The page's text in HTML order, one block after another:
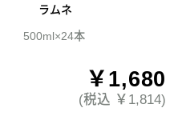
ラムネ
500ml×24本
￥1,680
(税込 ￥1,814)